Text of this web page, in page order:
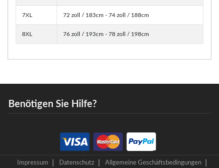
7XL 72 zoll / 183cm - 74 zoll / 188cm
8XL 76 zoll / 193cm - 78 zoll / 198cm
Benötigen Sie Hilfe?
Impressum Datenschutz Allgemeine Geschäftsbedingungen